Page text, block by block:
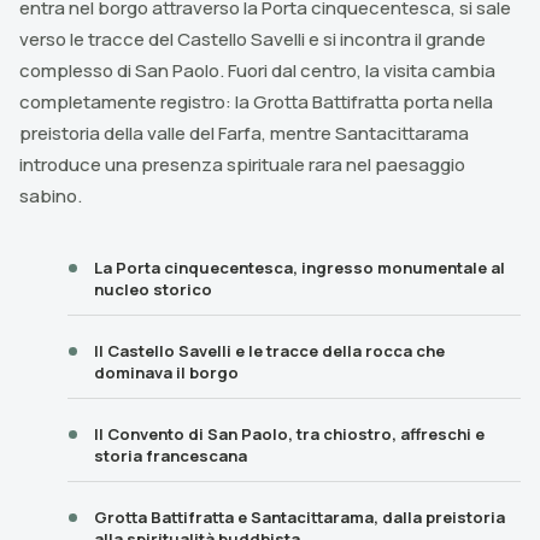
entra nel borgo attraverso la Porta cinquecentesca, si sale
verso le tracce del Castello Savelli e si incontra il grande
complesso di San Paolo. Fuori dal centro, la visita cambia
completamente registro: la Grotta Battifratta porta nella
preistoria della valle del Farfa, mentre Santacittarama
introduce una presenza spirituale rara nel paesaggio
sabino.
La Porta cinquecentesca, ingresso monumentale al
nucleo storico
Il Castello Savelli e le tracce della rocca che
dominava il borgo
Il Convento di San Paolo, tra chiostro, affreschi e
storia francescana
Grotta Battifratta e Santacittarama, dalla preistoria